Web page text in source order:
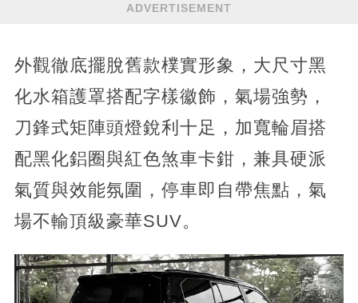
ADVERTISEMENT
外觀徹底擺脫舊款樸實形象，大尺寸黑
化水箱護罩搭配字樣徽飾，氣場強勢，
刀鋒式矩陣頭燈銳利十足，加寬輪眉搭
配黑化鋁圈與紅色煞車卡鉗，兼具硬派
氣質與效能氛圍，停車即自帶焦點，氣
場不輸頂級豪華SUV。